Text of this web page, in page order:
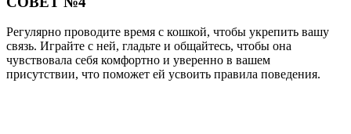
Регулярно проводите время с кошкой, чтобы укрепить вашу
связь. Играйте с ней, гладьте и общайтесь, чтобы она
чувствовала себя комфортно и уверенно в вашем
присутствии, что поможет ей усвоить правила поведения.